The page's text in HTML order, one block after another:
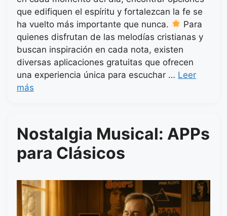
que edifiquen el espíritu y fortalezcan la fe se
ha vuelto más importante que nunca.
Para
quienes disfrutan de las melodías cristianas y
buscan inspiración en cada nota, existen
diversas aplicaciones gratuitas que ofrecen
una experiencia única para escuchar … Leer
más
Nostalgia Musical: APPs
para Clásicos